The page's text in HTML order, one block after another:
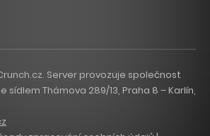
Server provozuje společnost
sídlem Thámova 289/13, Praha 8 – Karlín,